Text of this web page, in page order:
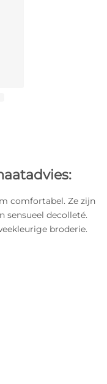
comfortabel. Ze zijn
sensueel decolleté.
broderie.